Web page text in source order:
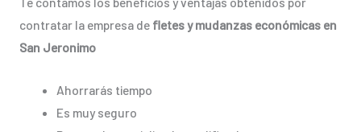
contratar la empresa de fletes y mudanzas económicas en
San Jeronimo
Ahorrarás tiempo
Es muy seguro